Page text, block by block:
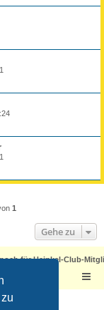
1
Gehe zu
für Heinkel-Club-
Limited